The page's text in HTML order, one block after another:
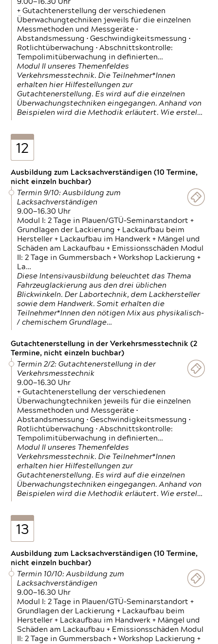
9.00—16.30 Uhr
+ Gutachtenerstellung der verschiedenen
Überwachungtechniken jeweils für die einzelnen
Messmethoden und Messgeräte •
Abstandsmessung • Geschwindigkeitsmessung •
Rotlichtüberwachung • Abschnittskontrolle:
Tempolimitüberwachung in definierten…
Modul II unseres Themenfeldes
Verkehrsmesstechnik. Die Teilnehmer*Innen
erhalten hier Hilfestellungen zur
Gutachtenerstellung. Es wird auf die einzelnen
Überwachungstechniken eingegangen. Anhand von
Beispielen wird die Methodik erläutert. Wie erstel…
12
Ausbildung zum Lacksachverständigen (10 Termine,
nicht einzeln buchbar)
Termin 9/10: Ausbildung zum
Lacksachverständigen
9.00—16.30 Uhr
Modul I: 2 Tage in Plauen/GTÜ-Seminarstandort +
Grundlagen der Lackierung + Lackaufbau beim
Hersteller + Lackaufbau im Handwerk + Mängel und
Schäden am Lackaufbau + Emissionsschäden Modul
II: 2 Tage in Gummersbach + Workshop Lackierung +
La…
Diese Intensivausbildung beleuchtet das Thema
Fahrzeuglackierung aus den drei üblichen
Blickwinkeln. Der Labortechnik, dem Lackhersteller
sowie dem Handwerk. Somit erhalten die
Teilnehmer*Innen den nötigen Mix aus physikalisch-
/ chemischem Grundlage…
Gutachtenerstellung in der Verkehrsmesstechnik (2
Termine, nicht einzeln buchbar)
Termin 2/2: Gutachtenerstellung in der
Verkehrsmesstechnik
9.00—16.30 Uhr
+ Gutachtenerstellung der verschiedenen
Überwachungtechniken jeweils für die einzelnen
Messmethoden und Messgeräte •
Abstandsmessung • Geschwindigkeitsmessung •
Rotlichtüberwachung • Abschnittskontrolle:
Tempolimitüberwachung in definierten…
Modul II unseres Themenfeldes
Verkehrsmesstechnik. Die Teilnehmer*Innen
erhalten hier Hilfestellungen zur
Gutachtenerstellung. Es wird auf die einzelnen
Überwachungstechniken eingegangen. Anhand von
Beispielen wird die Methodik erläutert. Wie erstel…
13
Ausbildung zum Lacksachverständigen (10 Termine,
nicht einzeln buchbar)
Termin 10/10: Ausbildung zum
Lacksachverständigen
9.00—16.30 Uhr
Modul I: 2 Tage in Plauen/GTÜ-Seminarstandort +
Grundlagen der Lackierung + Lackaufbau beim
Hersteller + Lackaufbau im Handwerk + Mängel und
Schäden am Lackaufbau + Emissionsschäden Modul
II: 2 Tage in Gummersbach + Workshop Lackierung +